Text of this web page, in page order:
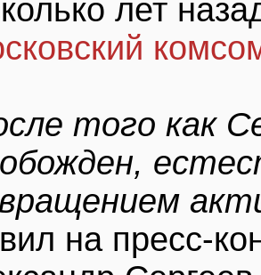
лет
того как
на пресс-